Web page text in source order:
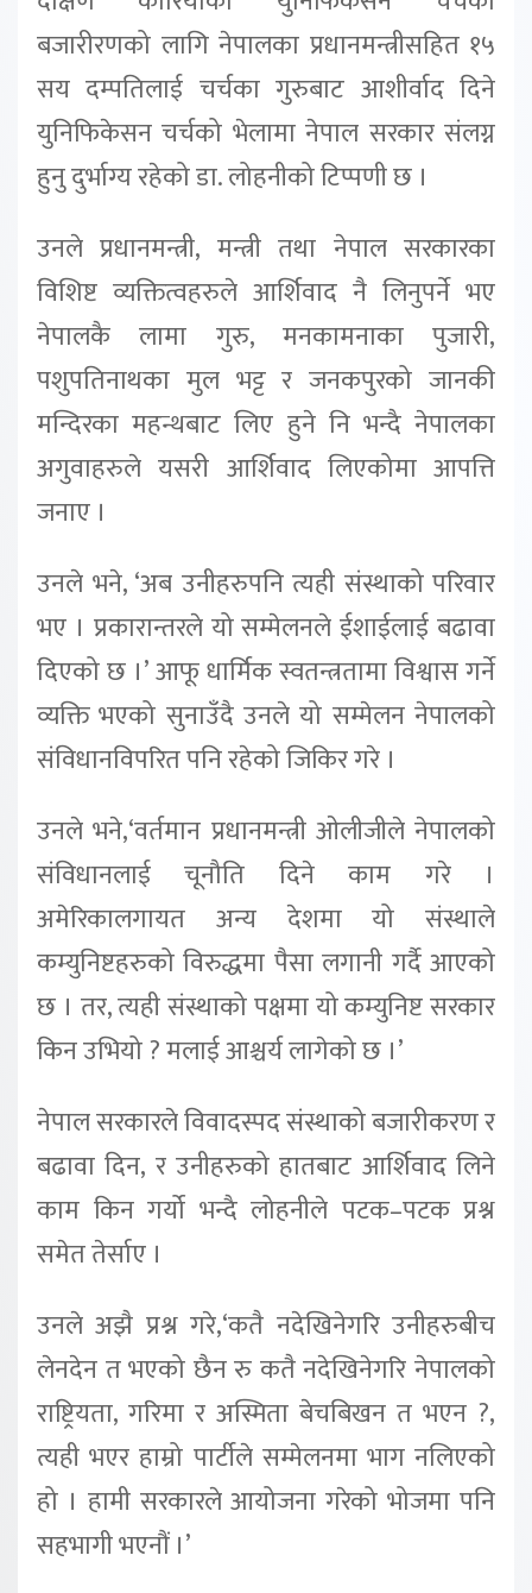
बजारीरणको लागि नेपालका प्रधानमन्त्रीसहित १५
सय दम्पतिलाई चर्चका गुरुबाट आशीर्वाद दिने
युनिफिकेसन चर्चको भेलामा नेपाल सरकार संलग्न
हुनु दुर्भाग्य रहेको डा. लोहनीको टिप्पणी छ ।
उनले प्रधानमन्त्री, मन्त्री तथा नेपाल सरकारका
विशिष्ट व्यक्तित्वहरुले आर्शिवाद नै लिनुपर्ने भए
नेपालकै लामा गुरु, मनकामनाका पुजारी,
पशुपतिनाथका मुल भट्ट र जनकपुरको जानकी
मन्दिरका महन्थबाट लिए हुने नि भन्दै नेपालका
अगुवाहरुले यसरी आर्शिवाद लिएकोमा आपत्ति
जनाए ।
उनले भने, ‘अब उनीहरुपनि त्यही संस्थाको परिवार
भए । प्रकारान्तरले यो सम्मेलनले ईशाईलाई बढावा
दिएको छ ।’ आफू धार्मिक स्वतन्त्रतामा विश्वास गर्ने
व्यक्ति भएको सुनाउँदै उनले यो सम्मेलन नेपालको
संविधानविपरित पनि रहेको जिकिर गरे ।
उनले भने,‘वर्तमान प्रधानमन्त्री ओलीजीले नेपालको
संविधानलाई चूनौति दिने काम गरे ।
अमेरिकालगायत अन्य देशमा यो संस्थाले
कम्युनिष्टहरुको विरुद्धमा पैसा लगानी गर्दै आएको
छ । तर, त्यही संस्थाको पक्षमा यो कम्युनिष्ट सरकार
किन उभियो ? मलाई आश्चर्य लागेको छ ।’
नेपाल सरकारले विवादस्पद संस्थाको बजारीकरण र
बढावा दिन, र उनीहरुको हातबाट आर्शिवाद लिने
काम किन गर्यो भन्दै लोहनीले पटक–पटक प्रश्न
समेत तेर्साए ।
उनले अझै प्रश्न गरे,‘कतै नदेखिनेगरि उनीहरुबीच
लेनदेन त भएको छैन रु कतै नदेखिनेगरि नेपालको
राष्ट्रियता, गरिमा र अस्मिता बेचबिखन त भएन ?,
त्यही भएर हाम्रो पार्टीले सम्मेलनमा भाग नलिएको
हो । हामी सरकारले आयोजना गरेको भोजमा पनि
सहभागी भएनौं ।’